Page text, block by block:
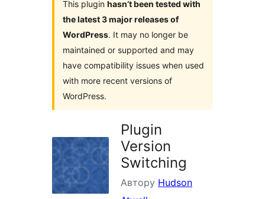
This plugin hasn’t been tested with
the latest 3 major releases of
WordPress. It may no longer be
maintained or supported and may
have compatibility issues when used
with more recent versions of
WordPress.
Plugin
Version
Switching
Автору Hudson